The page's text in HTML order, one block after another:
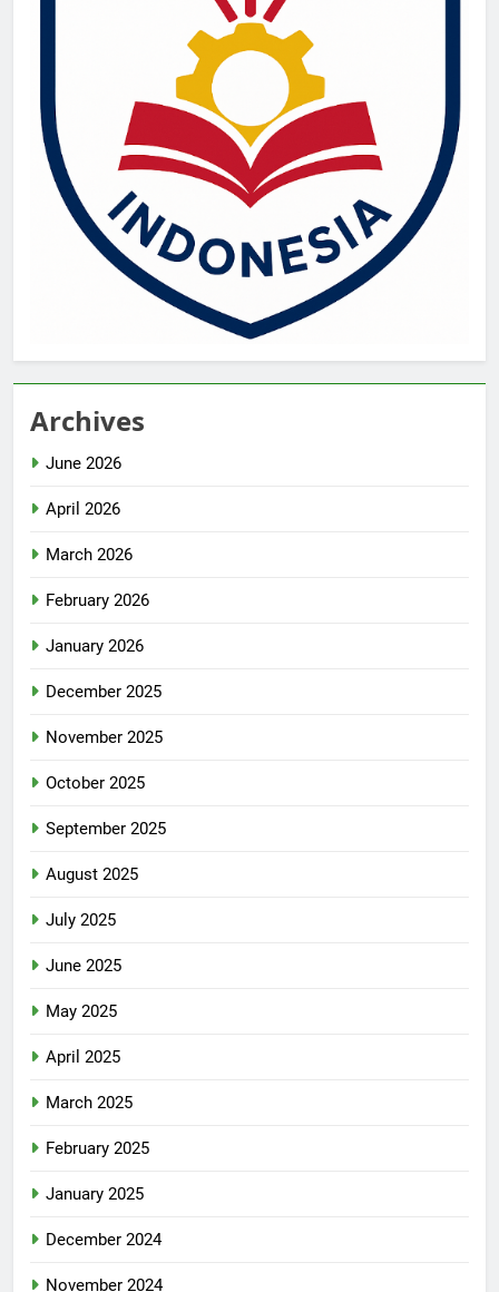
Archives
June 2026
April 2026
March 2026
February 2026
January 2026
December 2025
November 2025
October 2025
September 2025
August 2025
July 2025
June 2025
May 2025
April 2025
March 2025
February 2025
January 2025
December 2024
November 2024